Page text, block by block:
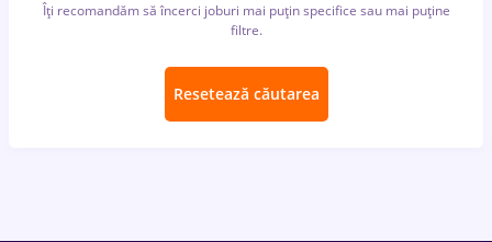
Îți recomandăm să încerci joburi mai puțin specifice sau mai puține
filtre.
Resetează căutarea